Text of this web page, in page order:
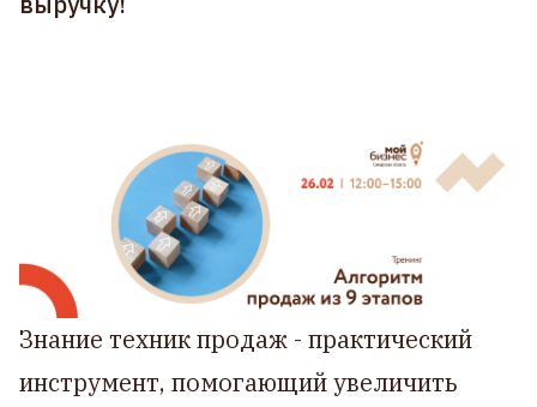
Знание техник продаж - практический
инструмент, помогающий увеличить